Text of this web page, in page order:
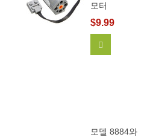
모터
$9.99
모델 8884와